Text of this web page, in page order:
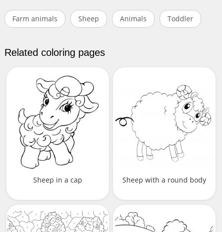
Farm animals Sheep Animals Toddler
Related coloring pages
Sheep in a cap Sheep with a round body